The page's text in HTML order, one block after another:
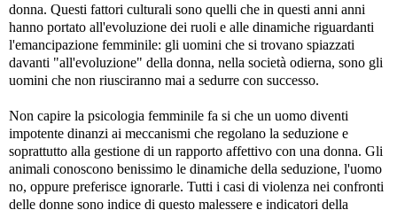
donna. Questi fattori culturali sono quelli che in questi anni anni
hanno portato all'evoluzione dei ruoli e alle dinamiche riguardanti
l'emancipazione femminile: gli uomini che si trovano spiazzati
davanti "all'evoluzione" della donna, nella società odierna, sono gli
uomini che non riusciranno mai a sedurre con successo.
Non capire la psicologia femminile fa si che un uomo diventi
impotente dinanzi ai meccanismi che regolano la seduzione e
soprattutto alla gestione di un rapporto affettivo con una donna. Gli
animali conoscono benissimo le dinamiche della seduzione, l'uomo
no, oppure preferisce ignorarle. Tutti i casi di violenza nei confronti
delle donne sono indice di questo malessere e indicatori della